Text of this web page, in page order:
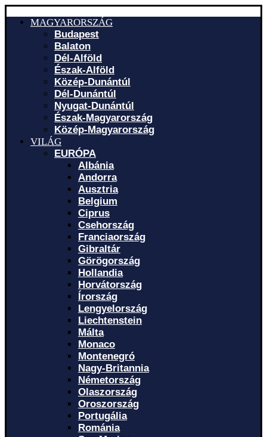
MAGYARORSZÁG
Budapest
Balaton
Dél-Alföld
Észak-Alföld
Közép-Dunántúl
Dél-Dunántúl
Nyugat-Dunántúl
Észak-Magyarország
Közép-Magyarország
VILÁG
EURÓPA
Albánia
Andorra
Ausztria
Belgium
Ciprus
Csehország
Franciaország
Gibraltár
Görögország
Hollandia
Horvátország
Írország
Lengyelország
Liechtenstein
Málta
Monaco
Montenegró
Nagy-Britannia
Németország
Olaszország
Oroszország
Portugália
Románia